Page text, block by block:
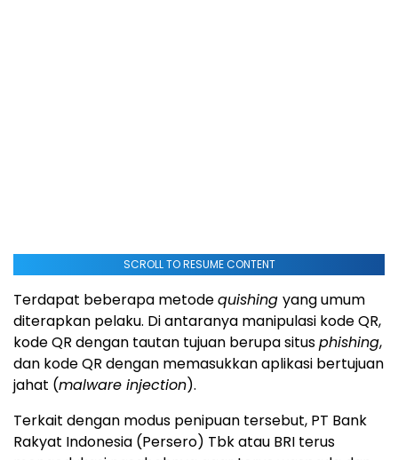
SCROLL TO RESUME CONTENT
Terdapat beberapa metodequishing yang umum
diterapkan pelaku. Di antaranya manipulasi kode QR,
kode QR dengan tautan tujuan berupa situsphishing,
dan kode QR dengan memasukkan aplikasi bertujuan
jahat (malware injection).
Terkait dengan modus penipuan tersebut, PT Bank
Rakyat Indonesia (Persero) Tbk atau BRI terus